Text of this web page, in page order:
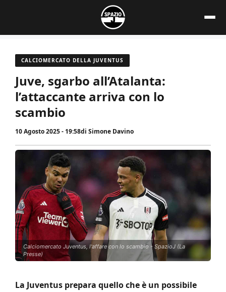
contenuto
CALCIOMERCATO DELLA JUVENTUS
Juve, sgarbo all’Atalanta:
l’attaccante arriva con lo
scambio
10 Agosto 2025 - 19:58di Simone Davino
Calciomercato Juventus, l'affare con lo scambio - SpazioJ (La
Presse)
La Juventus prepara quello che è un possibile